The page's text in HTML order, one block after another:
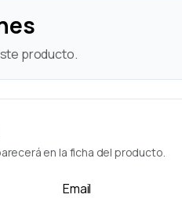
producto.
en la ficha del producto.
Email